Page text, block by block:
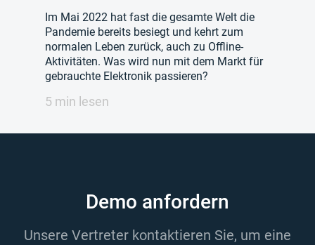
Im Mai 2022 hat fast die gesamte Welt die
Pandemie bereits besiegt und kehrt zum
normalen Leben zurück, auch zu Offline-
Aktivitäten. Was wird nun mit dem Markt für
gebrauchte Elektronik passieren?
5 min lesen
Demo anfordern
Unsere Vertreter kontaktieren Sie, um eine